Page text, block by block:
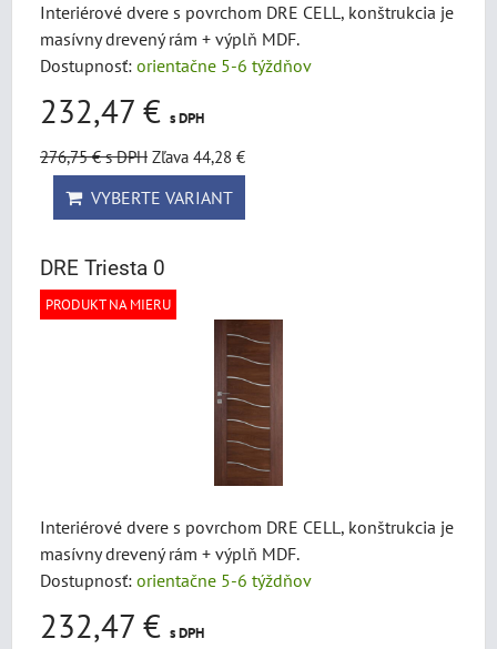
Interiérové dvere s povrchom DRE CELL, konštrukcia je
masívny drevený rám + výplň MDF.
Dostupnosť: orientačne 5-6 týždňov
232,47 € s DPH
276,75 €s DPH Zľava 44,28 €
VYBERTE VARIANT
DRE Triesta 0
PRODUKT NA MIERU
Interiérové dvere s povrchom DRE CELL, konštrukcia je
masívny drevený rám + výplň MDF.
Dostupnosť: orientačne 5-6 týždňov
232,47 € s DPH